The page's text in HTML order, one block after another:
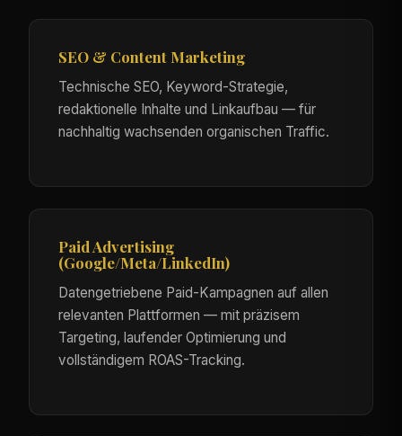
SEO & Content Marketing
Technische SEO, Keyword-Strategie,
redaktionelle Inhalte und Linkaufbau — für
nachhaltig wachsenden organischen Traffic.
Paid Advertising
(Google/Meta/LinkedIn)
Datengetriebene Paid-Kampagnen auf allen
relevanten Plattformen — mit präzisem
Targeting, laufender Optimierung und
vollständigem ROAS-Tracking.